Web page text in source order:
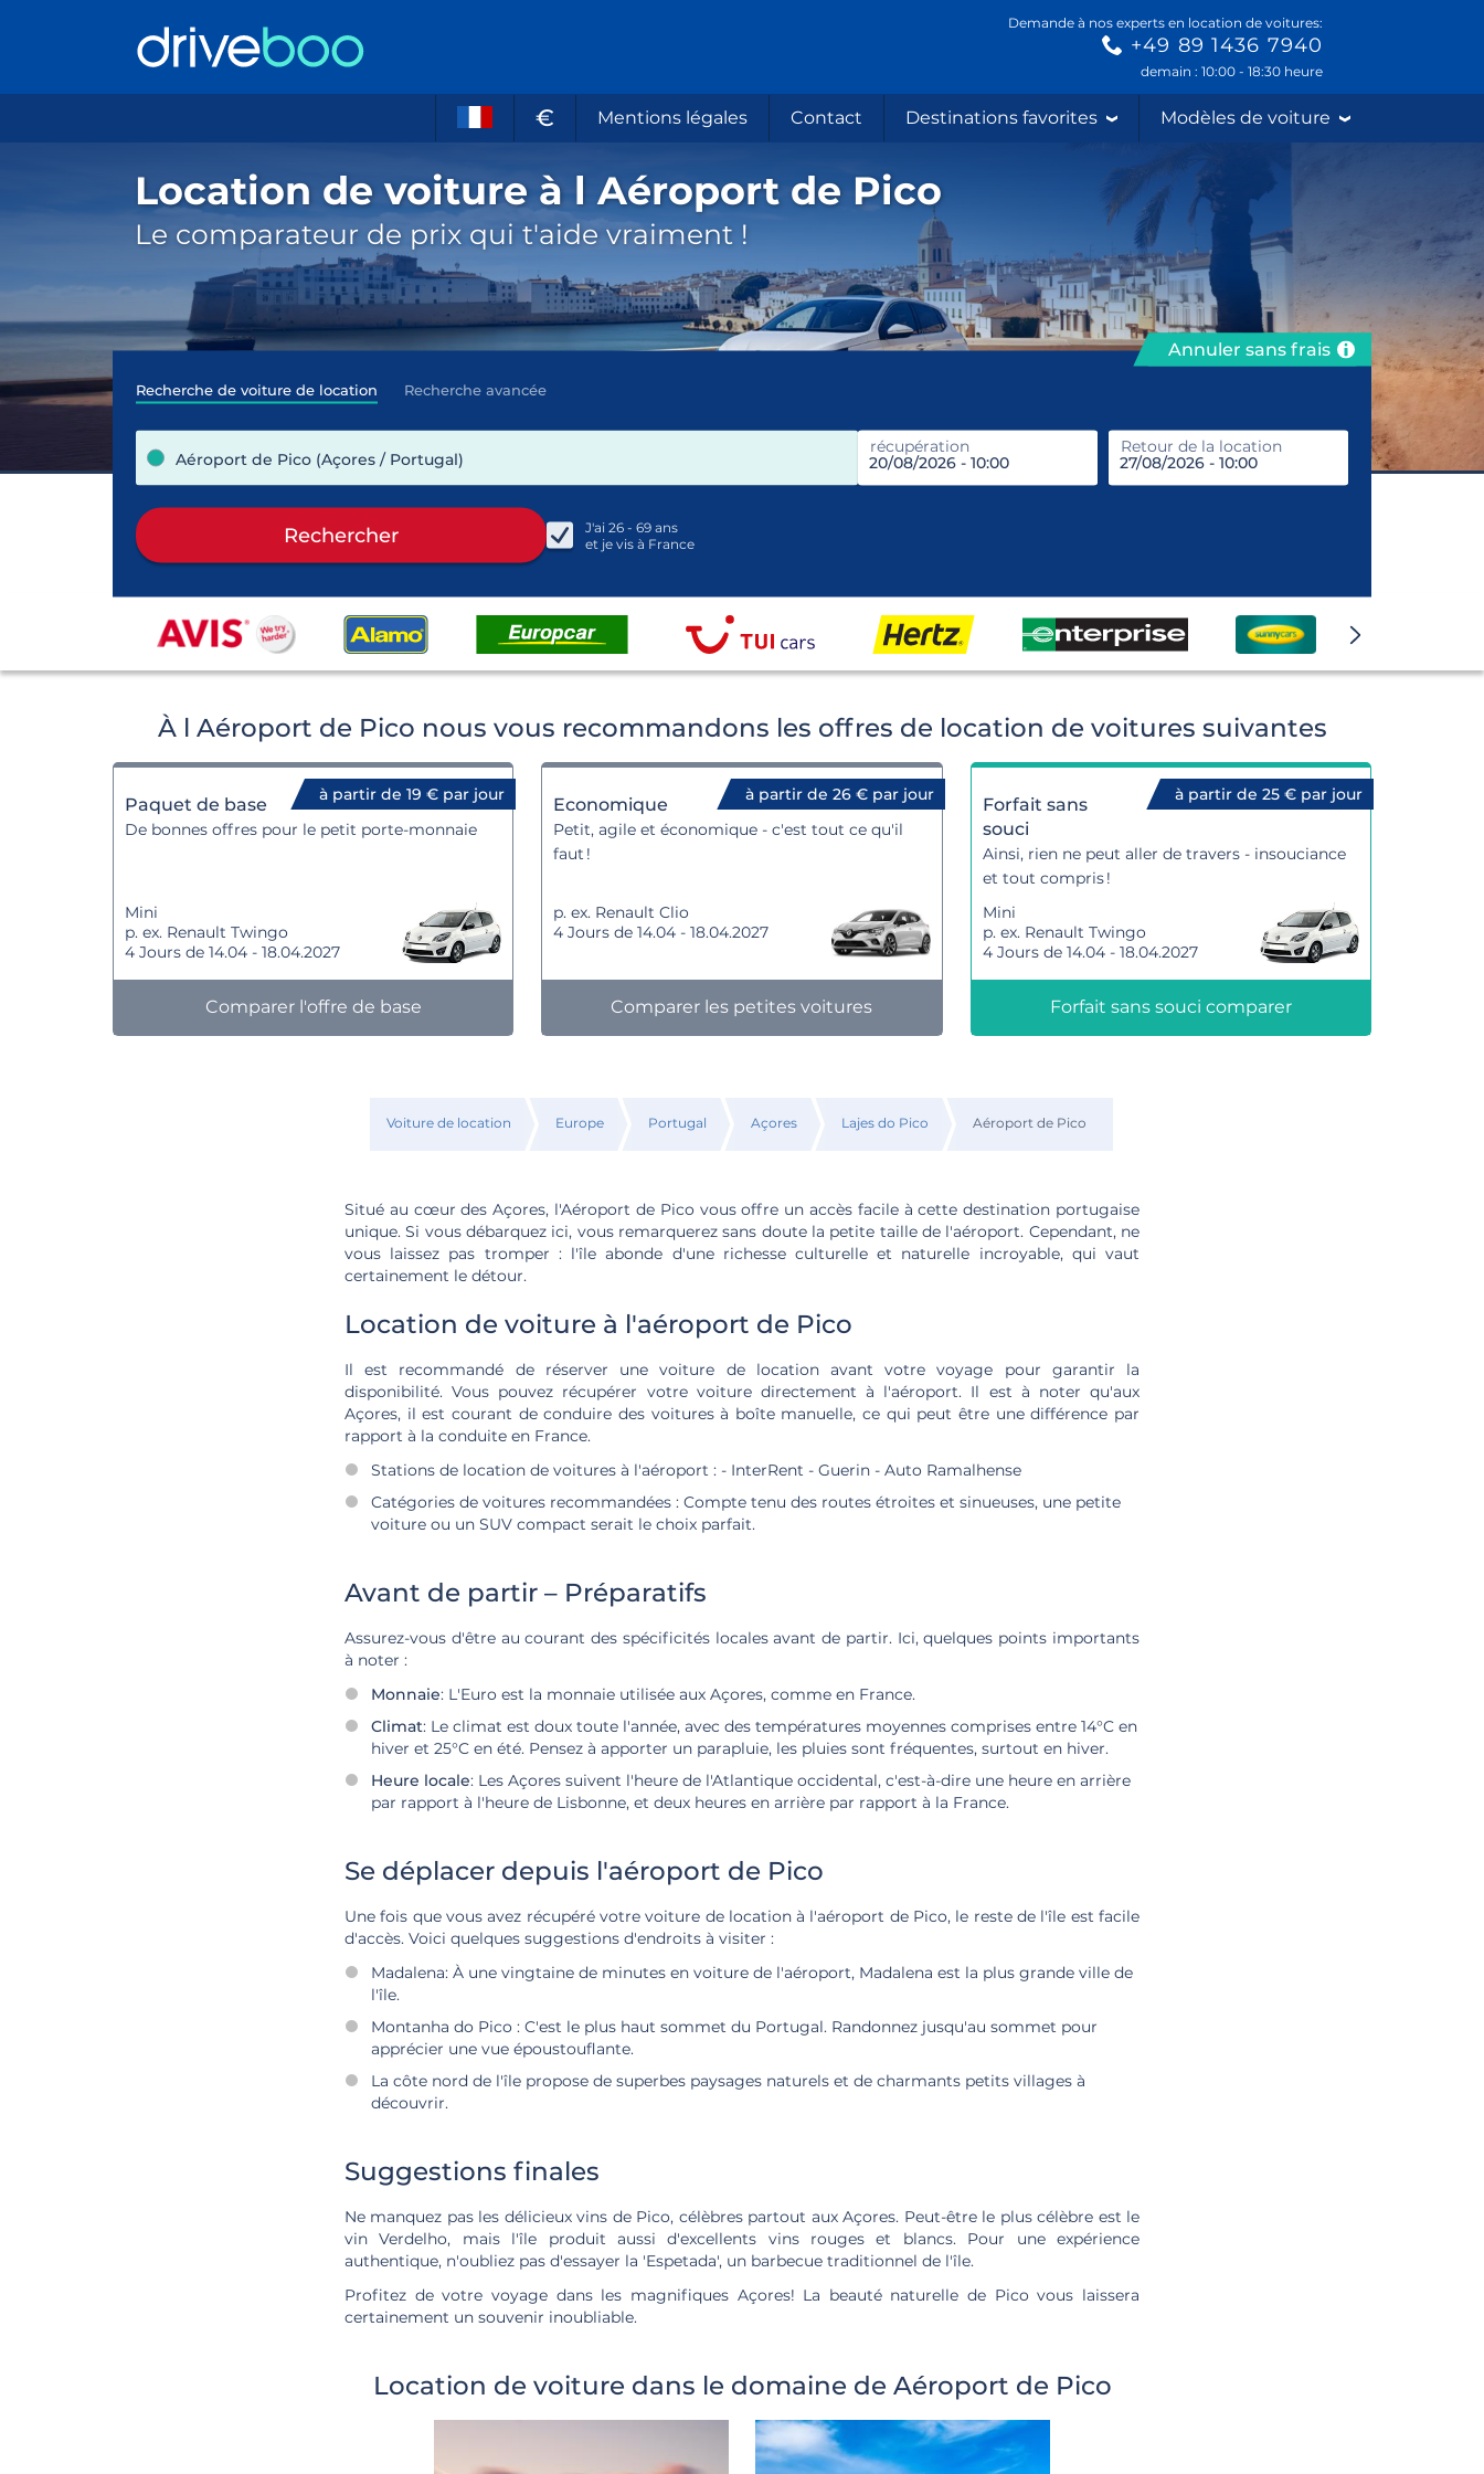
Demande à nos experts en location de voitures:
+49 89 1436 7940
demain : 10:00 - 18:30 heure
€ Mentions légales Contact Destinations favorites Modèles de voiture
Location de voiture à l Aéroport de Pico
Le comparateur de prix qui t'aide vraiment !
Annuler sans frais
Recherche de voiture de location Recherche avancée
Aéroport de Pico (Açores / Portugal)
récupération Retour de la location
prendre
J'ai 26 - 69 ans
et je vis à France
Rechercher
À l Aéroport de Pico nous vous recommandons les offres de location de voitures suivantes
à partir de 19 € par jour
Paquet de base
De bonnes offres pour le petit porte-monnaie
Mini
p. ex. Renault Twingo
4 Jours de 14.04 - 18.04.2027
Comparer l'offre de base
à partir de 26 € par jour
Economique
Petit, agile et économique - c'est tout ce qu'il
faut !
p. ex. Renault Clio
4 Jours de 14.04 - 18.04.2027
Comparer les petites voitures
à partir de 25 € par jour
Forfait sans
souci
Ainsi, rien ne peut aller de travers - insouciance
et tout compris !
Mini
p. ex. Renault Twingo
4 Jours de 14.04 - 18.04.2027
Forfait sans souci comparer
Voiture de location Europe Portugal Açores Lajes do Pico Aéroport de Pico
Situé au cœur des Açores, l'Aéroport de Pico vous offre un accès facile à cette destination portugaise
unique. Si vous débarquez ici, vous remarquerez sans doute la petite taille de l'aéroport. Cependant, ne
vous laissez pas tromper : l'île abonde d'une richesse culturelle et naturelle incroyable, qui vaut
certainement le détour.
Location de voiture à l'aéroport de Pico
Il est recommandé de réserver une voiture de location avant votre voyage pour garantir la
disponibilité. Vous pouvez récupérer votre voiture directement à l'aéroport. Il est à noter qu'aux
Açores, il est courant de conduire des voitures à boîte manuelle, ce qui peut être une différence par
rapport à la conduite en France.
Stations de location de voitures à l'aéroport : - InterRent - Guerin - Auto Ramalhense
Catégories de voitures recommandées : Compte tenu des routes étroites et sinueuses, une petite
voiture ou un SUV compact serait le choix parfait.
Avant de partir – Préparatifs
Assurez-vous d'être au courant des spécificités locales avant de partir. Ici, quelques points importants
à noter :
Monnaie: L'Euro est la monnaie utilisée aux Açores, comme en France.
Climat: Le climat est doux toute l'année, avec des températures moyennes comprises entre 14°C en
hiver et 25°C en été. Pensez à apporter un parapluie, les pluies sont fréquentes, surtout en hiver.
Heure locale: Les Açores suivent l'heure de l'Atlantique occidental, c'est-à-dire une heure en arrière
par rapport à l'heure de Lisbonne, et deux heures en arrière par rapport à la France.
Se déplacer depuis l'aéroport de Pico
Une fois que vous avez récupéré votre voiture de location à l'aéroport de Pico, le reste de l'île est facile
d'accès. Voici quelques suggestions d'endroits à visiter :
Madalena: À une vingtaine de minutes en voiture de l'aéroport, Madalena est la plus grande ville de
l'île.
Montanha do Pico : C'est le plus haut sommet du Portugal. Randonnez jusqu'au sommet pour
apprécier une vue époustouflante.
La côte nord de l'île propose de superbes paysages naturels et de charmants petits villages à
découvrir.
Suggestions finales
Ne manquez pas les délicieux vins de Pico, célèbres partout aux Açores. Peut-être le plus célèbre est le
vin Verdelho, mais l'île produit aussi d'excellents vins rouges et blancs. Pour une expérience
authentique, n'oubliez pas d'essayer la 'Espetada', un barbecue traditionnel de l'île.
Profitez de votre voyage dans les magnifiques Açores! La beauté naturelle de Pico vous laissera
certainement un souvenir inoubliable.
Location de voiture dans le domaine de Aéroport de Pico